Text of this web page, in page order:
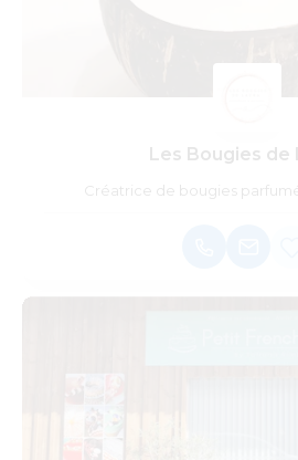
Les Bougies de
Créatrice de bougies